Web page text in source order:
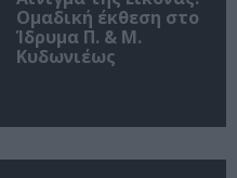
Ομαδική έκθεση στο
Ίδρυμα Π. & Μ.
Κυδωνιέως